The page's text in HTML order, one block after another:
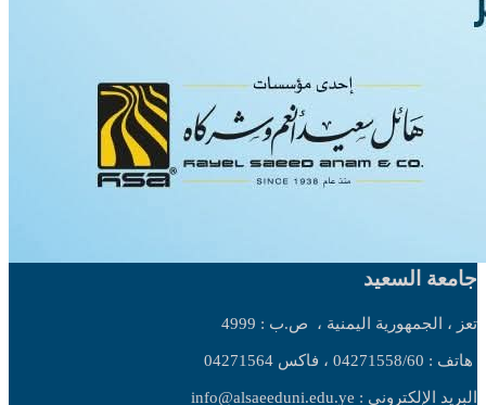
جامعة السعيد
تعز ، الجمهورية اليمنية ، ص.ب : 4999
هاتف : 04271558/60 ، فاكس 04271564
البريد الإلكتروني : info@alsaeeduni.edu.ye